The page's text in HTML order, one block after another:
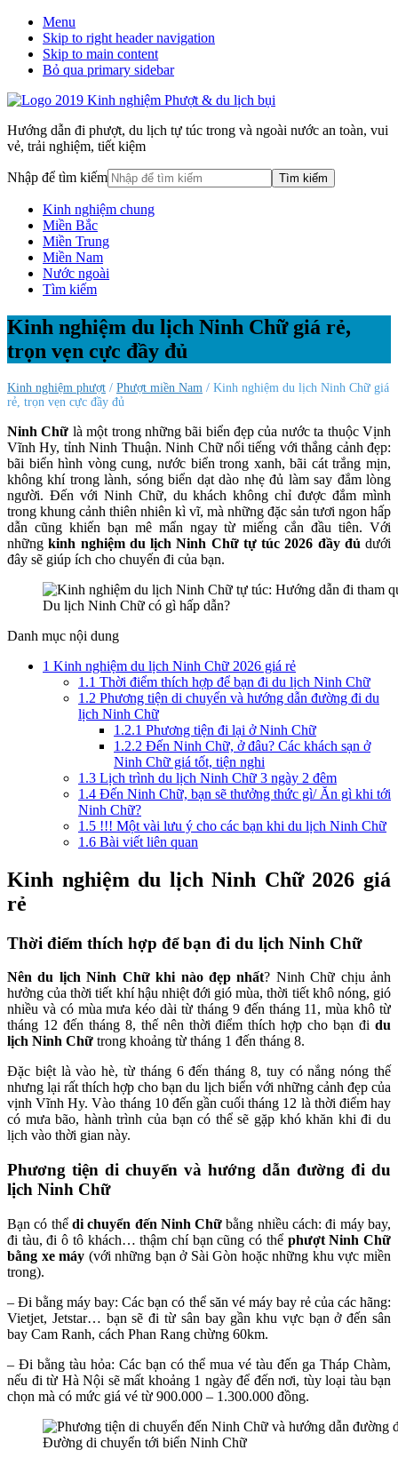
Menu
Skip to right header navigation
Skip to main content
Bỏ qua primary sidebar
Hướng dẫn đi phượt, du lịch tự túc trong và ngoài nước an toàn, vui
vẻ, trải nghiệm, tiết kiệm
Nhập để tìm kiếm
Kinh nghiệm chung
Miền Bắc
Miền Trung
Miền Nam
Nước ngoài
Tìm kiếm
Kinh nghiệm du lịch Ninh Chữ giá rẻ,
trọn vẹn cực đầy đủ
Kinh nghiệm phượt / Phượt miền Nam / Kinh nghiệm du lịch Ninh Chữ giá
rẻ, trọn vẹn cực đầy đủ
Ninh Chữ là một trong những bãi biển đẹp của nước ta thuộc Vịnh
Vĩnh Hy, tỉnh Ninh Thuận. Ninh Chữ nổi tiếng với thắng cảnh đẹp:
bãi biển hình vòng cung, nước biển trong xanh, bãi cát trắng mịn,
không khí trong lành, sóng biển dạt dào nhẹ đủ làm say đắm lòng
người. Đến với Ninh Chữ, du khách không chỉ được đắm mình
trong khung cảnh thiên nhiên kì vĩ, mà những đặc sản tươi ngon hấp
dẫn cũng khiến bạn mê mẩn ngay từ miếng cắn đầu tiên. Với
nhữngkinh nghiệm du lịch Ninh Chữ tự túc 2026 đầy đủ dưới
đây sẽ giúp ích cho chuyến đi của bạn.
Du lịch Ninh Chữ có gì hấp dẫn?
Danh mục nội dung
1 Kinh nghiệm du lịch Ninh Chữ 2026 giá rẻ
1.1 Thời điểm thích hợp để bạn đi du lịch Ninh Chữ
1.2 Phương tiện di chuyển và hướng dẫn đường đi du
lịch Ninh Chữ
1.2.1 Phương tiện đi lại ở Ninh Chữ
1.2.2 Đến Ninh Chữ, ở đâu? Các khách sạn ở
Ninh Chữ giá tốt, tiện nghi
1.3 Lịch trình du lịch Ninh Chữ 3 ngày 2 đêm
1.4 Đến Ninh Chữ, bạn sẽ thưởng thức gì/ Ăn gì khi tới
Ninh Chữ?
1.5 !!! Một vài lưu ý cho các bạn khi du lịch Ninh Chữ
1.6 Bài viết liên quan
Kinh nghiệm du lịch Ninh Chữ 2026 giá
rẻ
Thời điểm thích hợp để bạn đi du lịch Ninh Chữ
Nên du lịch Ninh Chữ khi nào đẹp nhất? Ninh Chữ chịu ảnh
hưởng của thời tiết khí hậu nhiệt đới gió mùa, thời tiết khô nóng, gió
nhiều và có mùa mưa kéo dài từ tháng 9 đến tháng 11, mùa khô từ
tháng 12 đến tháng 8, thế nên thời điểm thích hợp cho bạn đi du
lịch Ninh Chữ trong khoảng từ tháng 1 đến tháng 8.
Đặc biệt là vào hè, từ tháng 6 đến tháng 8, tuy có nắng nóng thế
nhưng lại rất thích hợp cho bạn du lịch biển với những cảnh đẹp của
vịnh Vĩnh Hy. Vào tháng 10 đến gần cuối tháng 12 là thời điểm hay
có mưa bão, hành trình của bạn có thể sẽ gặp khó khăn khi đi du
lịch vào thời gian này.
Phương tiện di chuyển và hướng dẫn đường đi du
lịch Ninh Chữ
Bạn có thể di chuyển đến Ninh Chữ bằng nhiều cách: đi máy bay,
đi tàu, đi ô tô khách… thậm chí bạn cũng có thể phượt Ninh Chữ
bằng xe máy (với những bạn ở Sài Gòn hoặc những khu vực miền
trong).
– Đi bằng máy bay: Các bạn có thể săn vé máy bay rẻ của các hãng:
Vietjet, Jetstar… bạn sẽ đi từ sân bay gần khu vực bạn ở đến sân
bay Cam Ranh, cách Phan Rang chừng 60km.
– Đi bằng tàu hỏa: Các bạn có thể mua vé tàu đến ga Tháp Chàm,
nếu đi từ Hà Nội sẽ mất khoảng 1 ngày để đến nơi, tùy loại tàu bạn
chọn mà có mức giá vé từ 900.000 – 1.300.000 đồng.
Đường di chuyển tới biển Ninh Chữ